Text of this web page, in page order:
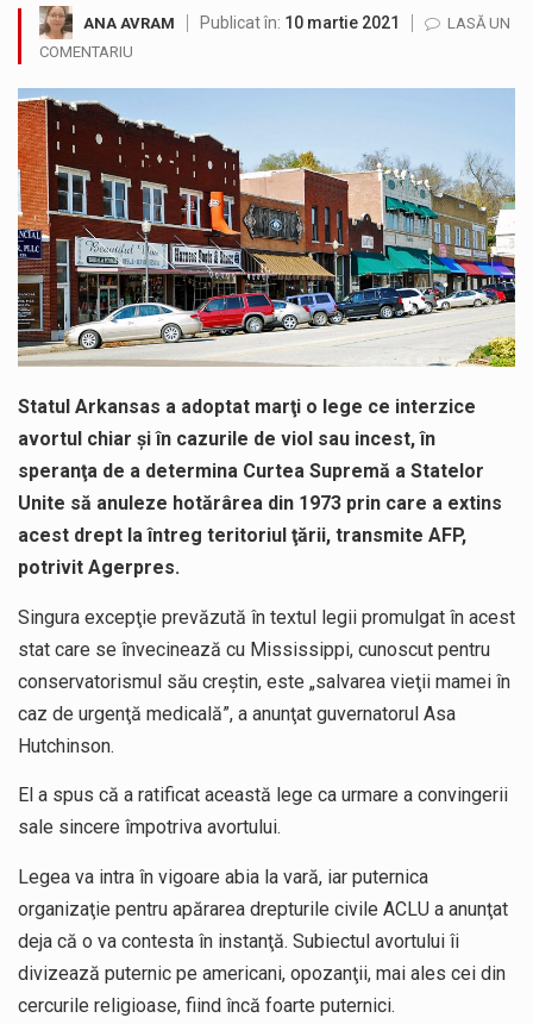
SIMULARE EXERCITIU. Prin Sistemul Unic de Apeluri de Urgență 112 a fost anunțat producerea unui accident rutier cu victime multiple,…
Temperaturile ridicate constituie factori agresivi asupra sănătăţii, extrem de nocivi, ce pot deregla echilibrul organismului. Prea multă căldură nu este…
Testarea independentă a sistemului e-Terra, realizată de STS, DNSC și Cyberint, a mai parcurs o rundă de evaluare. Un număr…
Vremea va fi caniculară. Disconfortul termic va fi accentuat, iar indicele temperatură-umezeală (ITU) va depăși pragul critic de 80 de…
A fost finalizat proiectul care prevede un nou spatiu de joacă pentru copiii din localitatea Tulghieș. Primarul comunei Miresu Mare,…
ANA AVRAM Publicat în: 10 martie 2021
LASĂ UN
COMENTARIU
Statul Arkansas a adoptat marţi o lege ce interzice
avortul chiar şi în cazurile de viol sau incest, în
speranţa de a determina Curtea Supremă a Statelor
Unite să anuleze hotărârea din 1973 prin care a extins
acest drept la întreg teritoriul ţării, transmite AFP,
potrivit Agerpres.
Singura excepţie prevăzută în textul legii promulgat în acest
stat care se învecinează cu Mississippi, cunoscut pentru
conservatorismul său creştin, este „salvarea vieţii mamei în
caz de urgenţă medicală”, a anunţat guvernatorul Asa
Hutchinson.
El a spus că a ratificat această lege ca urmare a convingerii
sale sincere împotriva avortului.
Legea va intra în vigoare abia la vară, iar puternica
organizaţie pentru apărarea drepturile civile ACLU a anunţat
deja că o va contesta în instanţă. Subiectul avortului îi
divizează puternic pe americani, opozanţii, mai ales cei din
cercurile religioase, fiind încă foarte puternici.